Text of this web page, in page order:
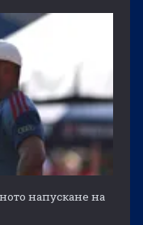
напускане на